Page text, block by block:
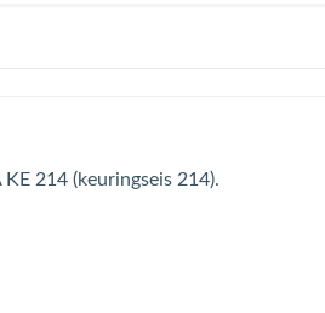
214 (keuringseis 214).